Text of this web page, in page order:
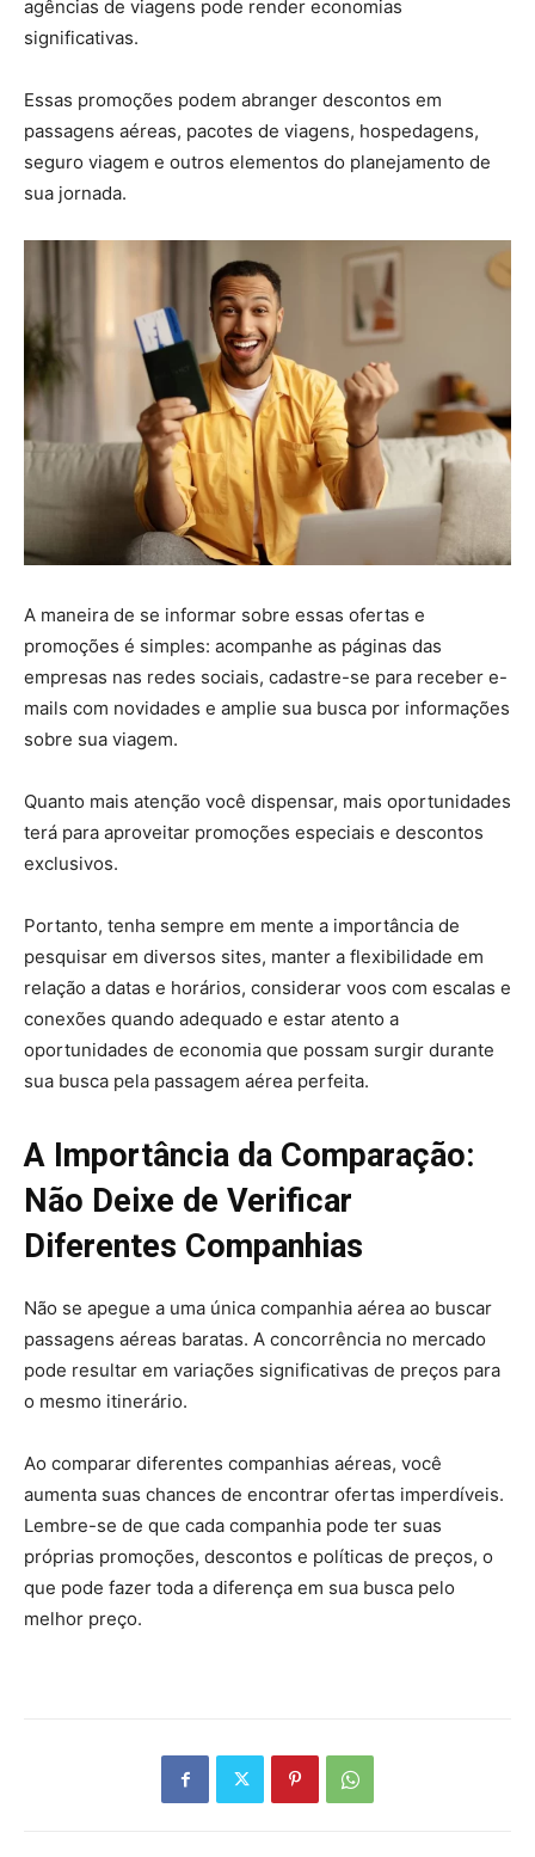
agências de viagens pode render economias
significativas.
Essas promoções podem abranger descontos em
passagens aéreas, pacotes de viagens, hospedagens,
seguro viagem e outros elementos do planejamento de
sua jornada.
A maneira de se informar sobre essas ofertas e
promoções é simples: acompanhe as páginas das
empresas nas redes sociais, cadastre-se para receber e-
mails com novidades e amplie sua busca por informações
sobre sua viagem.
Quanto mais atenção você dispensar, mais oportunidades
terá para aproveitar promoções especiais e descontos
exclusivos.
Portanto, tenha sempre em mente a importância de
pesquisar em diversos sites, manter a flexibilidade em
relação a datas e horários, considerar voos com escalas e
conexões quando adequado e estar atento a
oportunidades de economia que possam surgir durante
sua busca pela passagem aérea perfeita.
A Importância da Comparação:
Não Deixe de Verificar
Diferentes Companhias
Não se apegue a uma única companhia aérea ao buscar
passagens aéreas baratas. A concorrência no mercado
pode resultar em variações significativas de preços para
o mesmo itinerário.
Ao comparar diferentes companhias aéreas, você
aumenta suas chances de encontrar ofertas imperdíveis.
Lembre-se de que cada companhia pode ter suas
próprias promoções, descontos e políticas de preços, o
que pode fazer toda a diferença em sua busca pelo
melhor preço.